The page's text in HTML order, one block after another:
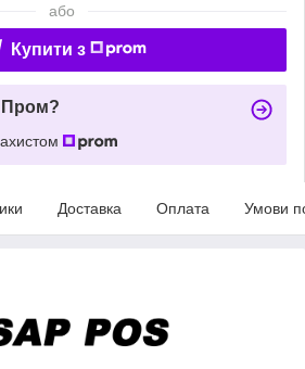
або
Купити з
Пром?
Доставка Оплата Умови